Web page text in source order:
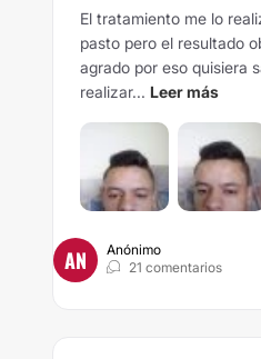
El tratamiento me lo
pasto pero el resultado
agrado por eso quisiera
realizar... Leer más
AN
Anónimo
21 comentarios